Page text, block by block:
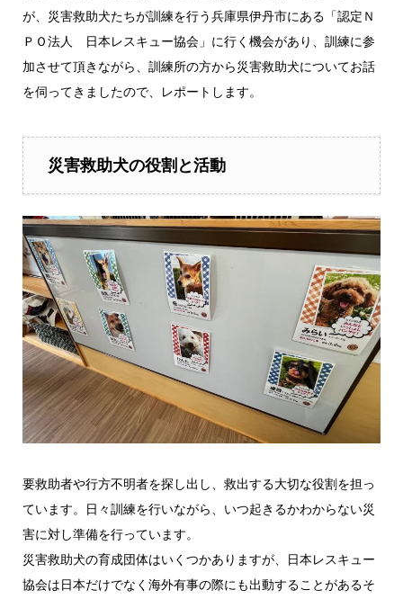
が、災害救助犬たちが訓練を行う兵庫県伊丹市にある「認定Ｎ
ＰＯ法人 日本レスキュー協会」に行く機会があり、訓練に参
加させて頂きながら、訓練所の方から災害救助犬についてお話
を伺ってきましたので、レポートします。
災害救助犬の役割と活動
要救助者や行方不明者を探し出し、救出する大切な役割を担っ
ています。日々訓練を行いながら、いつ起きるかわからない災
害に対し準備を行っています。
災害救助犬の育成団体はいくつかありますが、日本レスキュー
協会は日本だけでなく海外有事の際にも出動することがあるそ